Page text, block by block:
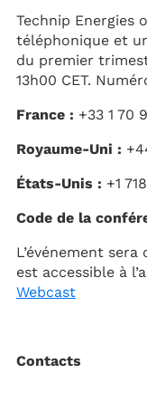
Technip Energies
téléphonique et
du premier
13h00 CET.
France : +33 1 70
Royaume-Uni :
États-Unis : +1
Code de la
L’événement
est accessible à
Webcast
Contacts